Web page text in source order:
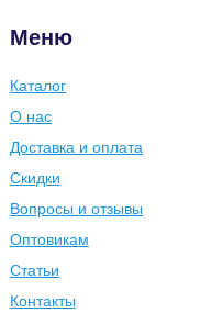
Меню
Каталог
О нас
Доставка и оплата
Скидки
Вопросы и отзывы
Оптовикам
Статьи
Контакты